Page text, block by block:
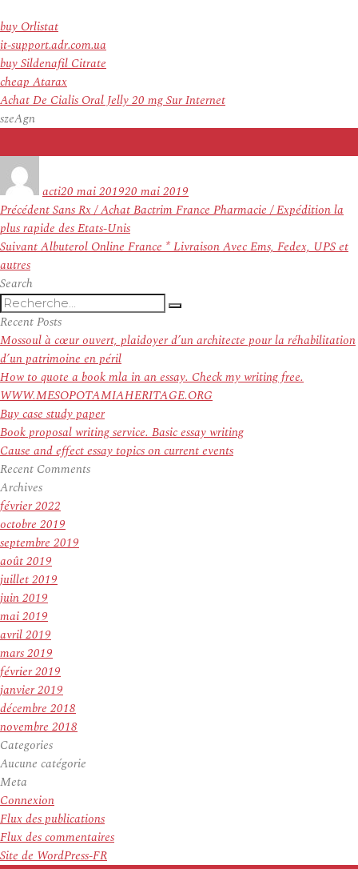
buy Orlistat
it-support.adr.com.ua
buy Sildenafil Citrate
cheap Atarax
Achat De Cialis Oral Jelly 20 mg Sur Internet
szeAgn
actile
20 mai 201920 mai 2019
Navigation
de
l’article
PrécédentArticle
précédent :
Sans Rx / Achat Bactrim France Pharmacie / Expédition la
plus rapide des Etats-Unis
SuivantArticle
Albuterol Online France * Livraison Avec Ems, Fedex, UPS et
autres
Search
Recherche
pour
:
Recherche
Recent Posts
Mossoul à cœur ouvert, plaidoyer d’un architecte pour la réhabilitation
d’un patrimoine en péril
How to quote a book mla in an essay. Check my writing free.
WWW.MESOPOTAMIAHERITAGE.ORG
Buy case study paper
Book proposal writing service. Basic essay writing
Cause and effect essay topics on current events
Recent Comments
Archives
février 2022
octobre 2019
septembre 2019
août 2019
juillet 2019
juin 2019
mai 2019
avril 2019
mars 2019
février 2019
janvier 2019
décembre 2018
novembre 2018
Categories
Aucune catégorie
Meta
Connexion
Flux des publications
Flux des commentaires
Site de WordPress-FR